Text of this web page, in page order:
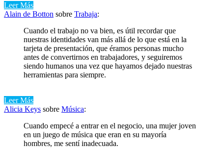
Leer Más
Alain de Botton sobre Trabaja:
Cuando el trabajo no va bien, es útil recordar que
nuestras identidades van más allá de lo que está en la
tarjeta de presentación, que éramos personas mucho
antes de convertirnos en trabajadores, y seguiremos
siendo humanos una vez que hayamos dejado nuestras
herramientas para siempre.
Leer Más
Alicia Keys sobre Música:
Cuando empecé a entrar en el negocio, una mujer joven
en un juego de música que eran en su mayoría
hombres, me sentí inadecuada.